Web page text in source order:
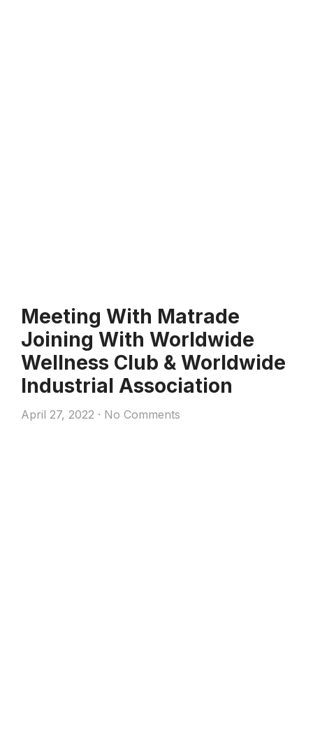
Meeting With Matrade
Joining With Worldwide
Wellness Club & Worldwide
Industrial Association
April 27, 2022 No Comments